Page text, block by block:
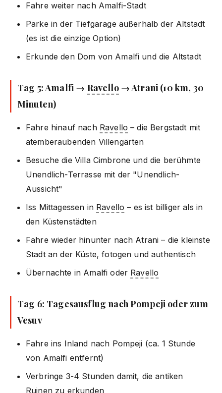
Fahre weiter nach Amalfi-Stadt
Parke in der Tiefgarage außerhalb der Altstadt
(es ist die einzige Option)
Erkunde den Dom von Amalfi und die Altstadt
Tag 5: Amalfi → Ravello→ Atrani (10 km, 30
Minuten)
Fahre hinauf nach Ravello – die Bergstadt mit
atemberaubenden Villengärten
Besuche die Villa Cimbrone und die berühmte
Unendlich-Terrasse mit der "Unendlich-
Aussicht"
Iss Mittagessen in Ravello – es ist billiger als in
den Küstenstädten
Fahre wieder hinunter nach Atrani – die kleinste
Stadt an der Küste, fotogen und authentisch
Übernachte in Amalfi oder Ravello
Tag 6: Tagesausflug nach Pompeji oder zum
Vesuv
Fahre ins Inland nach Pompeji (ca. 1 Stunde
von Amalfi entfernt)
Verbringe 3-4 Stunden damit, die antiken
Ruinen zu erkunden